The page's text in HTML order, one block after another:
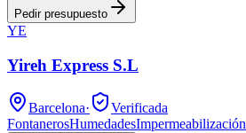
Pedir presupuesto
YE
Yireh Express S.L
Barcelona·
Verificada
FontanerosHumedadesImpermeabilización